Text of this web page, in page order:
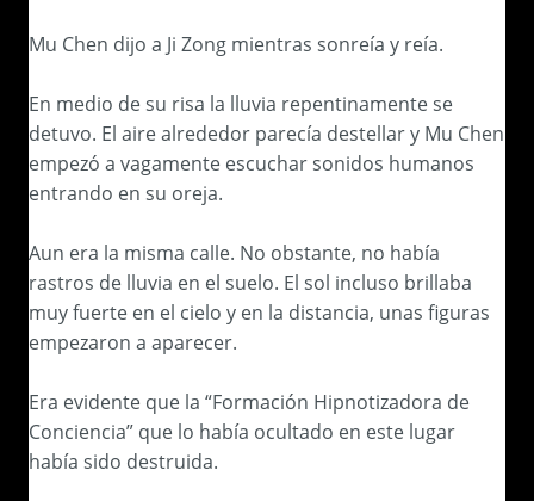
Mu Chen dijo a Ji Zong mientras sonreía y reía.
En medio de su risa la lluvia repentinamente se
detuvo. El aire alrededor parecía destellar y Mu Chen
empezó a vagamente escuchar sonidos humanos
entrando en su oreja.
Aun era la misma calle. No obstante, no había
rastros de lluvia en el suelo. El sol incluso brillaba
muy fuerte en el cielo y en la distancia, unas figuras
empezaron a aparecer.
Era evidente que la “Formación Hipnotizadora de
Conciencia” que lo había ocultado en este lugar
había sido destruida.